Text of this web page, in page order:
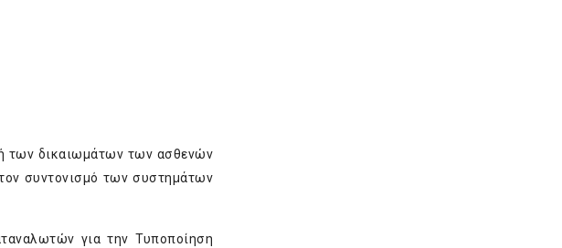
των δικαιωμάτων των ασθενών
συντονισμό των συστημάτων
για την Τυποποίηση